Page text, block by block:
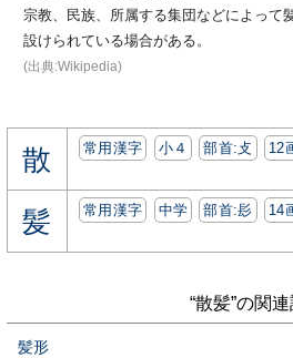
宗教、民族、所属する集団などによって
設けられている場合がある。
(出典:Wikipedia)
散 常用漢字 小４ 部首:⽁ 12
髪 常用漢字 中学 部首:⾽ 14
“散髪”の関
髪形